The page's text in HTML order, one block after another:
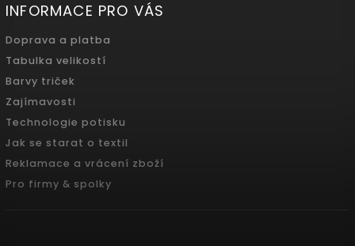
INFORMACE PRO VÁS
Doprava a platba
Tabulka velikostí
Barvy triček
Zajímavosti
Technologie potisku
Jak se starat o textil
Reklamace a vrácení zboží
Pro firmy & spolky